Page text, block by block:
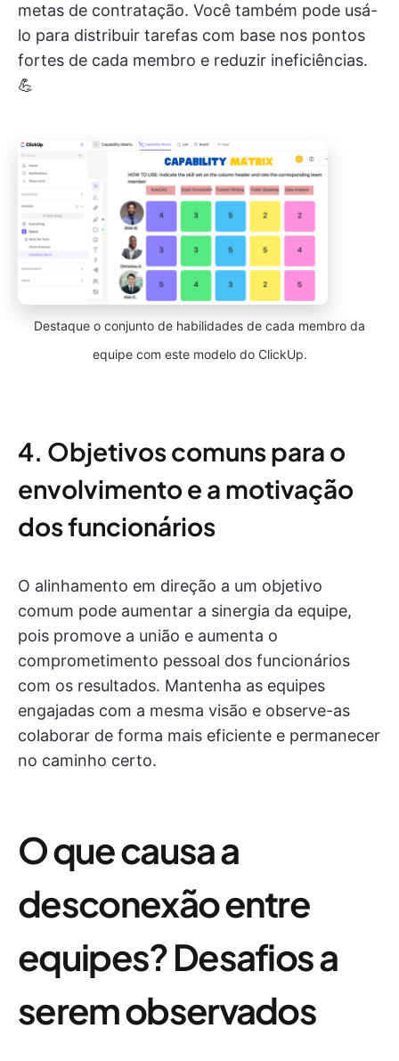
metas de contratação. Você também pode usá-
lo para distribuir tarefas com base nos pontos
fortes de cada membro e reduzir ineficiências.
💪
Destaque o conjunto de habilidades de cada membro da
equipe com este modelo do ClickUp.
4. Objetivos comuns para o
envolvimento e a motivação
dos funcionários
O alinhamento em direção a um objetivo
comum pode aumentar a sinergia da equipe,
pois promove a união e aumenta o
comprometimento pessoal dos funcionários
com os resultados. Mantenha as equipes
engajadas com a mesma visão e observe-as
colaborar de forma mais eficiente e permanecer
no caminho certo.
O que causa a
desconexão entre
equipes? Desafios a
serem observados